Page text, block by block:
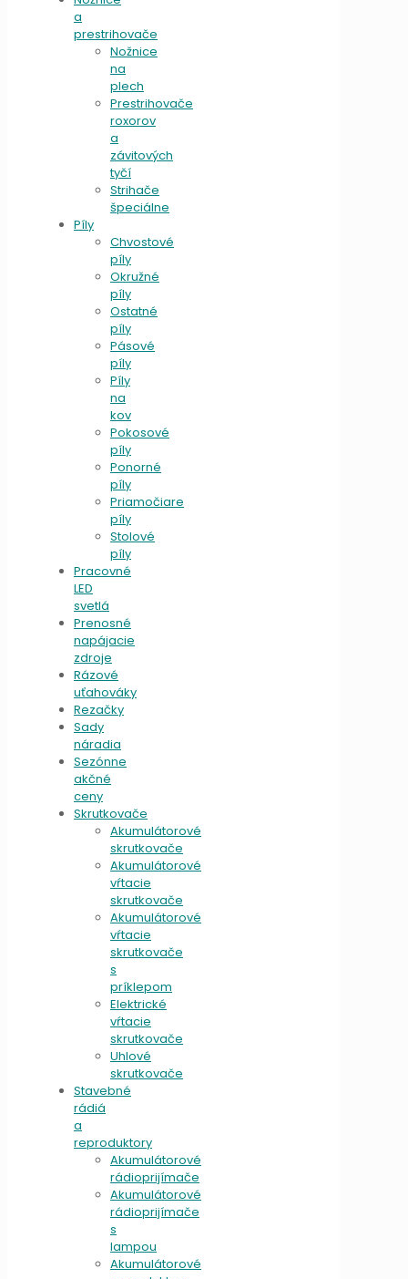
a
prestrihovače
Nožnice
na
plech
Prestrihovače
roxorov
a
závitových
tyčí
Strihače
špeciálne
Píly
Chvostové
píly
Okružné
píly
Ostatné
píly
Pásové
píly
Píly
na
kov
Pokosové
píly
Ponorné
píly
Priamočiare
píly
Stolové
píly
Pracovné
LED
svetlá
Prenosné
napájacie
zdroje
Rázové
uťahováky
Rezačky
Sady
náradia
Sezónne
akčné
ceny
Skrutkovače
Akumulátorové
skrutkovače
Akumulátorové
vŕtacie
skrutkovače
Akumulátorové
vŕtacie
skrutkovače
s
príklepom
Elektrické
vŕtacie
skrutkovače
Uhlové
skrutkovače
Stavebné
rádiá
a
reproduktory
Akumulátorové
rádioprijímače
Akumulátorové
rádioprijímače
s
lampou
Akumulátorové